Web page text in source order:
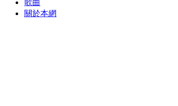
歌曲
關於本網